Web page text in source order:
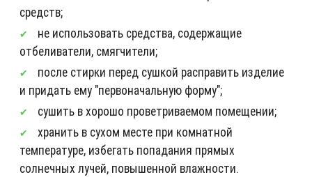
средств;
не использовать средства, содержащие
отбеливатели, смягчители;
после стирки перед сушкой расправить изделие
и придать ему "первоначальную форму";
сушить в хорошо проветриваемом помещении;
хранить в сухом месте при комнатной
температуре, избегать попадания прямых
солнечных лучей, повышенной влажности.